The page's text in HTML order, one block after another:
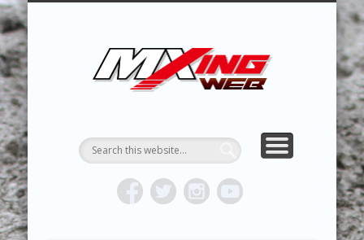
トク
HOME
TOPICS
ABOUT MX
RESULTS
REPORT
MXING & MXING＋PLUS
HYPER MXING
CONTACT